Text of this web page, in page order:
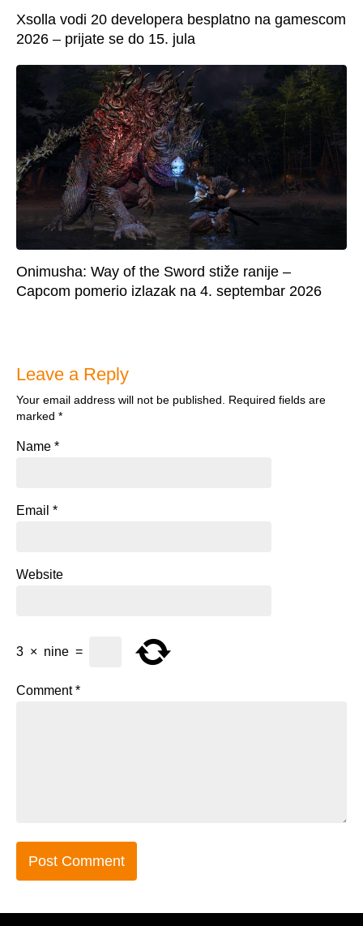
Xsolla vodi 20 developera besplatno na gamescom
2026 – prijate se do 15. jula
Onimusha: Way of the Sword stiže ranije –
Capcom pomerio izlazak na 4. septembar 2026
Leave a Reply
Your email address will not be published. Required fields are
marked *
Name *
Email *
Website
3 × nine =
Comment*